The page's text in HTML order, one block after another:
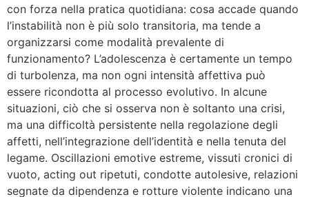
con forza nella pratica quotidiana: cosa accade quando
l’instabilità non è più solo transitoria, ma tende a
organizzarsi come modalità prevalente di
funzionamento? L’adolescenza è certamente un tempo
di turbolenza, ma non ogni intensità affettiva può
essere ricondotta al processo evolutivo. In alcune
situazioni, ciò che si osserva non è soltanto una crisi,
ma una difficoltà persistente nella regolazione degli
affetti, nell’integrazione dell’identità e nella tenuta del
legame. Oscillazioni emotive estreme, vissuti cronici di
vuoto, acting out ripetuti, condotte autolesive, relazioni
segnate da dipendenza e rotture violente indicano una